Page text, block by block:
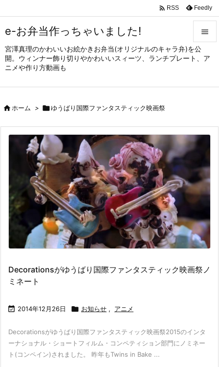
e-お弁当作っちゃいました!
宮澤真理のかわいいお絵かきお弁当(オリジナルのキャラ弁)を公
開。ウィンナー飾り切りやかわいいスィーツ、ランチプレート、ア
ニメや作り方動画も


メニュ
サイド

次へ
 RSS Feedly
ホーム > ゆうばり国際ファンタスティック映画祭
Decorationsがゆうばり国際ファンタスティック映画祭ノ
ミネート
 2014年12月26日  お知らせ , アニメ
Decorationsがゆうばり国際ファンタスティック映画祭2015のインタ
ーナショナル・ショートフィルム・コンペティション部門にノミネー
ト(コンペイン)されました。 昨年もTwins in Bake ...